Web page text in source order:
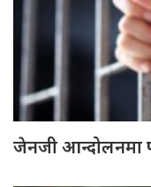
जेनजी आन्दोलनमा